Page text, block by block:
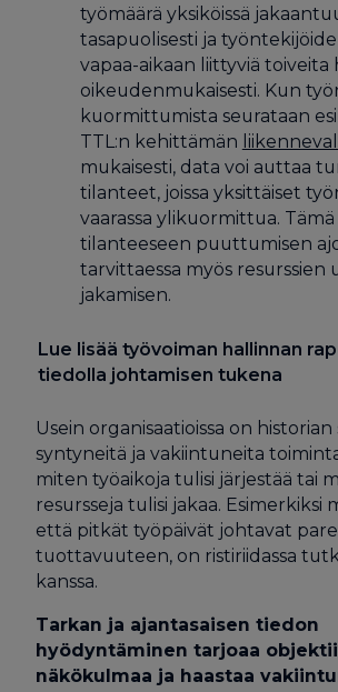
työmäärä yksiköissä
tasapuolisesti ja
vapaa-aikaan liittyviä toiveita
oikeudenmukaisesti. Kun
kuormittumista seurataan
TTL:n kehittämän
mukaisesti, data voi auttaa
tilanteet, joissa yksittäiset
vaarassa ylikuormittua.
tilanteeseen puuttumisen
tarvittaessa myös resurssien
jakamisen.
Lue lisää työvoiman hallinnan
tiedolla johtamisen tukena
Usein organisaatioissa on historian
syntyneitä ja vakiintuneita
miten työaikoja tulisi järjestää tai
resursseja tulisi jakaa. Esimerkiksi
että pitkät työpäivät johtavat
tuottavuuteen, on ristiriidassa
kanssa.
Tarkan ja ajantasaisen tiedon
hyödyntäminen tarjoaa
näkökulmaa ja haastaa